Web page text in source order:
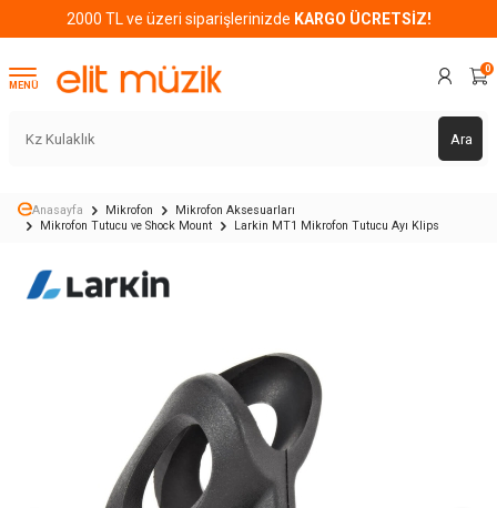
2000 TL ve üzeri siparişlerinizde KARGO ÜCRETSİZ!
MENÜ
Ara
0
Anasayfa Mikrofon
Mikrofon Aksesuarları
Mikrofon Tutucu ve Shock Mount
Larkin MT1 Mikrofon Tutucu Ayı Klips